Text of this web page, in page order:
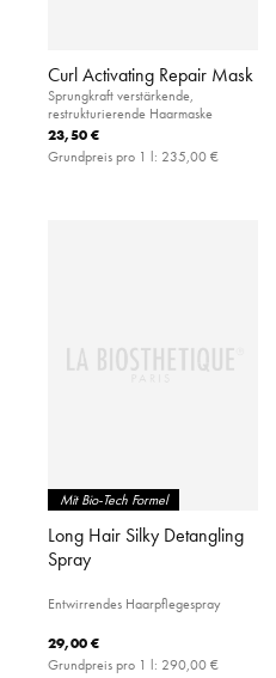
Curl Activating Repair Mask
Sprungkraft verstärkende,
restrukturierende Haarmaske
23,50 €
Grundpreis pro 1 l: 235,00 €
Mit Bio-Tech Formel
Long Hair Silky Detangling
Spray
Entwirrendes Haarpflegespray
29,00 €
Grundpreis pro 1 l: 290,00 €